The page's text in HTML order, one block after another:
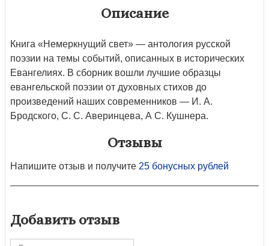
Описание
Книга «Немеркнущий свет» — антология русской
поэзии на темы событий, описанных в исторических
Евангелиях. В сборник вошли лучшие образцы
евангельской поэзии от духовных стихов до
произведений наших современников — И. А.
Бродского, С. С. Аверинцева, А С. Кушнера.
Отзывы
Напишите отзыв и получите 25 бонусных рублей
Добавить отзыв